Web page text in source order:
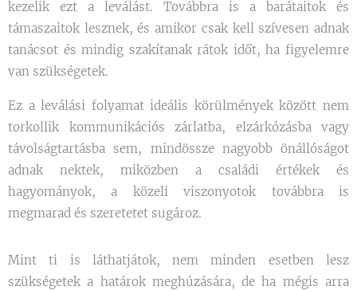
kezelik ezt a leválást. Továbbra is a barátaitok és
támaszaitok lesznek, és amikor csak kell szívesen adnak
tanácsot és mindig szakítanak rátok időt, ha figyelemre
van szükségetek.
Ez a leválási folyamat ideális körülmények között nem
torkollik kommunikációs zárlatba, elzárkózásba vagy
távolságtartásba sem, mindössze nagyobb önállóságot
adnak nektek, miközben a családi értékek és
hagyományok, a közeli viszonyotok továbbra is
megmarad és szeretetet sugároz.
Mint ti is láthatjátok, nem minden esetben lesz
szükségetek a határok meghúzására, de ha mégis arra